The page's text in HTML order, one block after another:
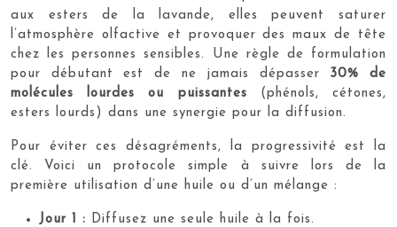
aux esters de la lavande, elles peuvent saturer
l’atmosphère olfactive et provoquer des maux de tête
chez les personnes sensibles. Une règle de formulation
pour débutant est de ne jamais dépasser 30% de
molécules lourdes ou puissantes (phénols, cétones,
esters lourds) dans une synergie pour la diffusion.
Pour éviter ces désagréments, la progressivité est la
clé. Voici un protocole simple à suivre lors de la
première utilisation d’une huile ou d’un mélange :
Jour 1 : Diffusez une seule huile à la fois.